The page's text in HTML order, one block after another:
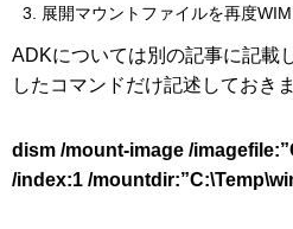
展開マウントファイルを再度
ADKについては別の記事に記載
したコマンドだけ記述しておきま
dism /mount-image /
/index:1 /